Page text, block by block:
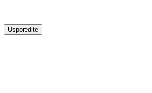
Usporedite